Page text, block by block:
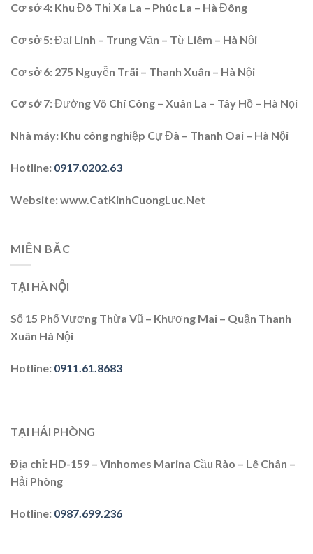
Cơ sở 4: Khu Đô Thị Xa La – Phúc La – Hà Đông
Cơ sở 5:Đại Linh – Trung Văn – Từ Liêm – Hà Nội
Cơ sở 6: 275 Nguyễn Trãi – Thanh Xuân – Hà Nội
Cơ sở 7: Đường Võ Chí Công – Xuân La – Tây Hồ – Hà Nọi
Nhà máy: Khu công nghiệp Cự Đà – Thanh Oai – Hà Nội
Hotline: 0917.0202.63
Website: www.CatKinhCuongLuc.Net
MIỀN BẮC
TẠI HÀ NỘI
Số 15 Phố Vương Thừa Vũ – Khương Mai – Quận Thanh
Xuân Hà Nội
Hotline: 0911.61.8683
TẠI HẢI PHÒNG
Địa chỉ: HD-159 – Vinhomes Marina Cầu Rào – Lê Chân –
Hải Phòng
Hotline: 0987.699.236